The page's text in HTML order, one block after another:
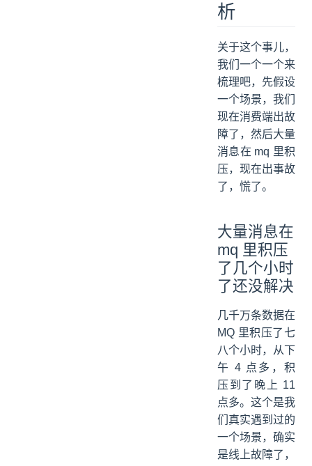
析
关于这个事儿，
我们一个一个来
梳理吧，先假设
一个场景，我们
现在消费端出故
障了，然后大量
消息在 mq 里积
压，现在出事故
了，慌了。
大量消息在
mq 里积压
了几个小时
了还没解决
几千万条数据在
MQ 里积压了七
八个小时，从下
午 4 点多，积
压到了晚上 11
点多。这个是我
们真实遇到过的
一个场景，确实
是线上故障了，